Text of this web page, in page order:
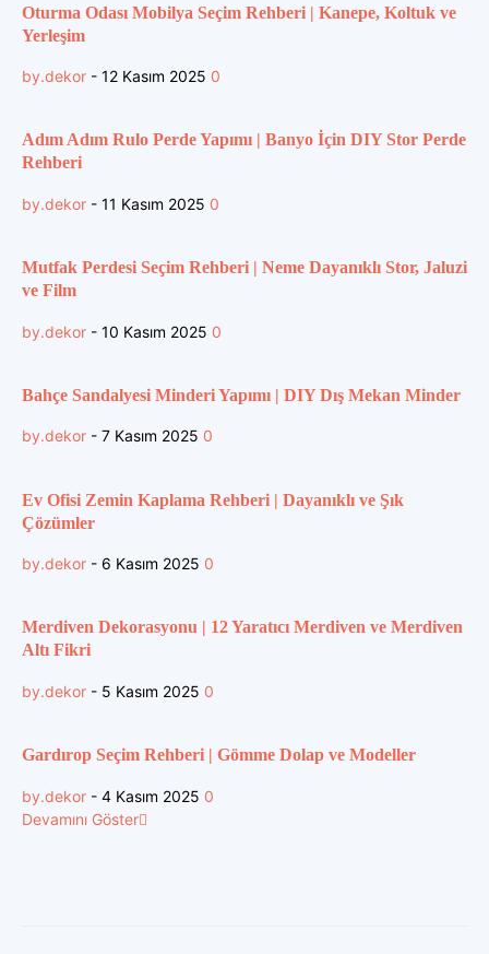
Oturma Odası Mobilya Seçim Rehberi | Kanepe, Koltuk ve
Yerleşim
by.dekor - 12 Kasım 2025 0
Adım Adım Rulo Perde Yapımı | Banyo İçin DIY Stor Perde
Rehberi
by.dekor - 11 Kasım 2025 0
Mutfak Perdesi Seçim Rehberi | Neme Dayanıklı Stor, Jaluzi
ve Film
by.dekor - 10 Kasım 2025 0
Bahçe Sandalyesi Minderi Yapımı | DIY Dış Mekan Minder
by.dekor - 7 Kasım 2025 0
Ev Ofisi Zemin Kaplama Rehberi | Dayanıklı ve Şık
Çözümler
by.dekor - 6 Kasım 2025 0
Merdiven Dekorasyonu | 12 Yaratıcı Merdiven ve Merdiven
Altı Fikri
by.dekor - 5 Kasım 2025 0
Gardırop Seçim Rehberi | Gömme Dolap ve Modeller
by.dekor - 4 Kasım 2025 0
Devamını Göster